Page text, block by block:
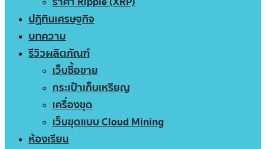
ปฏิทินเศรษฐกิจ
บทความ
รีวิวผลิตภัณฑ์
เว็บซื้อขาย
กระเป๋าเก็บเหรียญ
เครื่องขุด
เว็บขุดแบบ Cloud Mining
ห้องเรียน